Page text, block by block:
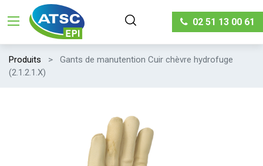
02 51 13 00 61
Produits
Gants de manutention Cuir chèvre hydrofuge
(2.1.2.1.X)